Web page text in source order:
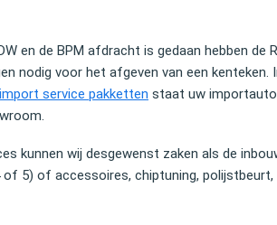
en de BPM afdracht is gedaan hebben de
nodig voor het afgeven van een kenteken.
service pakketten staat uw
kunnen wij desgewenst zaken als de
of 5) of accessoires, chiptuning,